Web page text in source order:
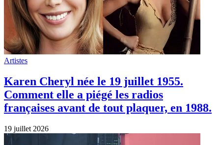
Artistes
Karen Cheryl née le 19 juillet 1955.
Comment elle a piégé les radios
françaises avant de tout plaquer, en 1988.
19 juillet 2026